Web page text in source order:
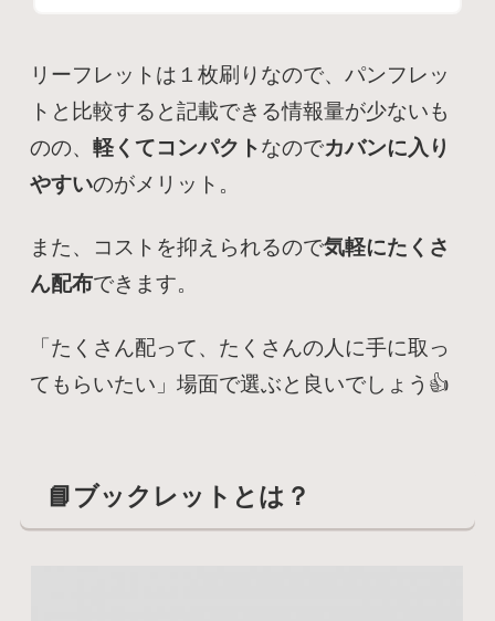
リーフレットは１枚刷りなので、パンフレッ
トと比較すると記載できる情報量が少ないも
のの、軽くてコンパクトなのでカバンに入り
やすいのがメリット。
また、コストを抑えられるので気軽にたくさ
ん配布できます。
「たくさん配って、たくさんの人に手に取っ
てもらいたい」場面で選ぶと良いでしょう👍
📘ブックレットとは？